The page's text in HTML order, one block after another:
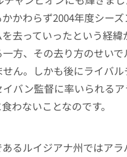
かわらず2004年度シーズ
去っていったという経緯
方、その去り方のせい
ん。しかも後にライバ
バン監督に率いられる
わないことなのです。
るルイジアナ州ではア